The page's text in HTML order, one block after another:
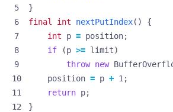
}
final
int nextPutIndex()
{
int
p = position;
if
(p >= limit)
throw new
position = p + 1 ;
return p;
}